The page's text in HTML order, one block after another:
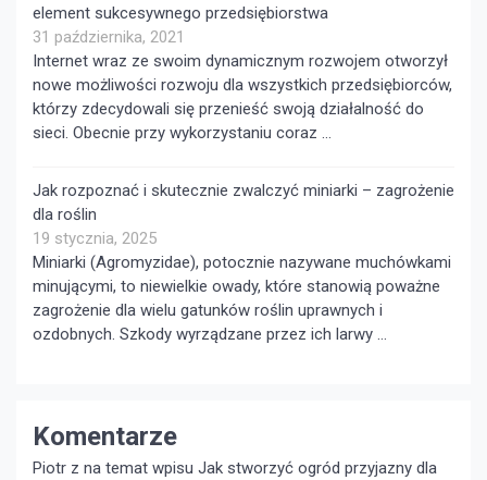
element sukcesywnego przedsiębiorstwa
31 października, 2021
Internet wraz ze swoim dynamicznym rozwojem otworzył
nowe możliwości rozwoju dla wszystkich przedsiębiorców,
którzy zdecydowali się przenieść swoją działalność do
sieci. Obecnie przy wykorzystaniu coraz …
Jak rozpoznać i skutecznie zwalczyć miniarki – zagrożenie
dla roślin
19 stycznia, 2025
Miniarki (Agromyzidae), potocznie nazywane muchówkami
minującymi, to niewielkie owady, które stanowią poważne
zagrożenie dla wielu gatunków roślin uprawnych i
ozdobnych. Szkody wyrządzane przez ich larwy …
Komentarze
Piotr z na temat wpisu Jak stworzyć ogród przyjazny dla